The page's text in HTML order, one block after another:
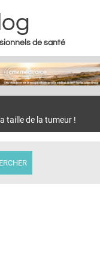
de santé
taille de la tumeur !